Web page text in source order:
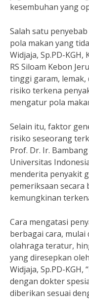
kesembuhan yang
Salah satu
pola makan yang
Widjaja, Sp.PD-
RS Siloam Kebon
tinggi garam,
risiko terkena
mengatur pola
Selain itu, faktor
risiko seseorang
Prof. Dr. Ir.
Universitas
menderita penyakit
pemeriksaan
kemungkinan
Cara mengatasi
berbagai cara,
olahraga teratur,
yang diresepkan
Widjaja, Sp.PD-
dengan dokter
diberikan sesuai